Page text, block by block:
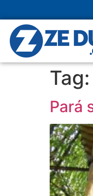
Tag:
Pará